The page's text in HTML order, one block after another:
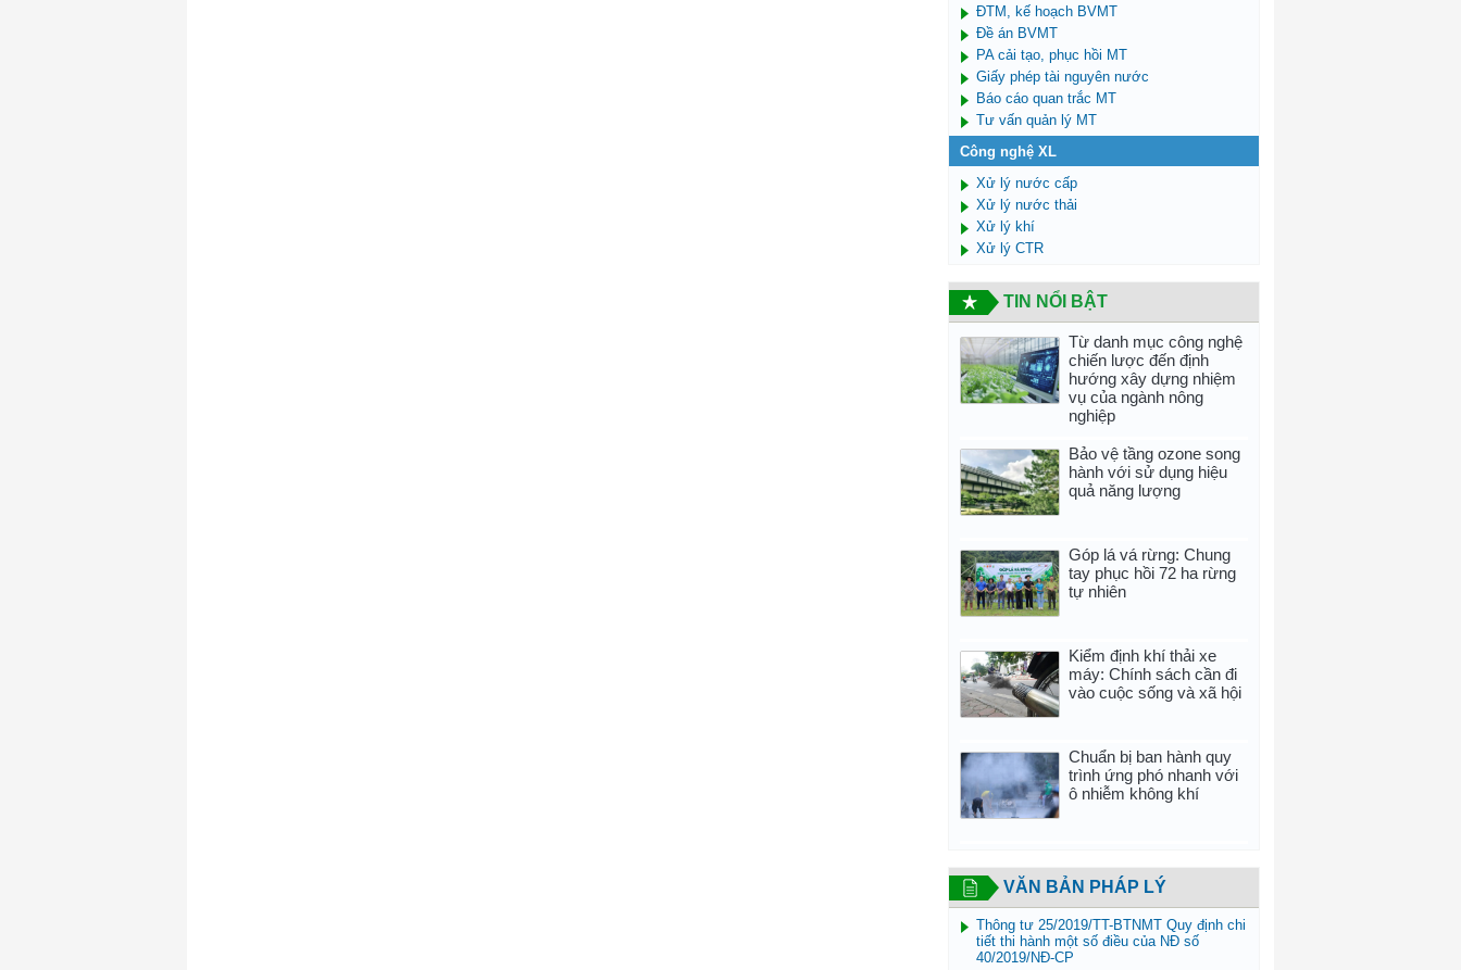
ĐTM, kế hoạch BVMT
Đề án BVMT
PA cải tạo, phục hồi MT
Giấy phép tài nguyên nước
Báo cáo quan trắc MT
Tư vấn quản lý MT
Công nghệ XL
Xử lý nước cấp
Xử lý nước thải
Xử lý khí
Xử lý CTR
TIN NỔI BẬT
Từ danh mục công nghệ
chiến lược đến định
hướng xây dựng nhiệm
vụ của ngành nông
nghiệp
Bảo vệ tầng ozone song
hành với sử dụng hiệu
quả năng lượng
Góp lá vá rừng: Chung
tay phục hồi 72 ha rừng
tự nhiên
Kiểm định khí thải xe
máy: Chính sách cần đi
vào cuộc sống và xã hội
Chuẩn bị ban hành quy
trình ứng phó nhanh với
ô nhiễm không khí
VĂN BẢN PHÁP LÝ
Thông tư 25/2019/TT-BTNMT Quy định chi
tiết thi hành một số điều của NĐ số
40/2019/NĐ-CP